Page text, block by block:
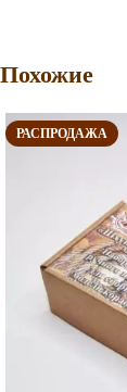
Похожие
РАСПРОДАЖА